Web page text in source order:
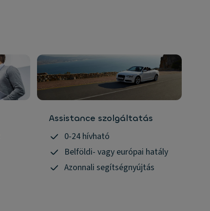
Assistance szolgáltatás
0-24 hívható
Belföldi- vagy európai hatály
Azonnali segítségnyújtás